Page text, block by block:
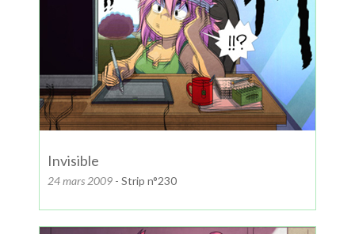
Invisible
24 mars 2009 - Strip n°230